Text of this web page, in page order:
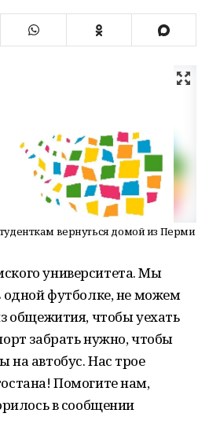
вернуться домой из Перми
университета. Мы
одной футболке, не можем
общежития, чтобы уехать
забрать нужно, чтобы
автобус. Нас трое
Помогите нам,
в сообщении